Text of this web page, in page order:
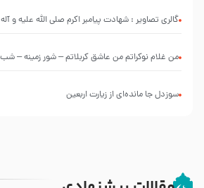
گالری تصاویر : شهادت پیامبر اکرم صلی الله علیه و آله
سوزدل جا مانده‌ای از زیارت اربعین